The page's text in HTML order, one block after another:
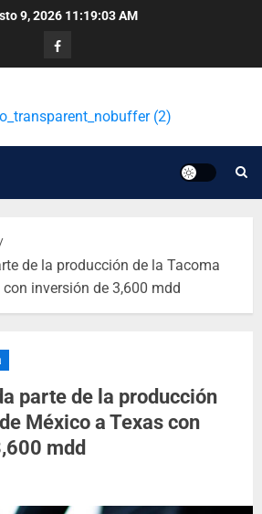
9, 2026 11:19:04 AM
de la producción de la Tacoma
inversión de 3,600 mdd
parte de la producción
México a Texas con
mdd